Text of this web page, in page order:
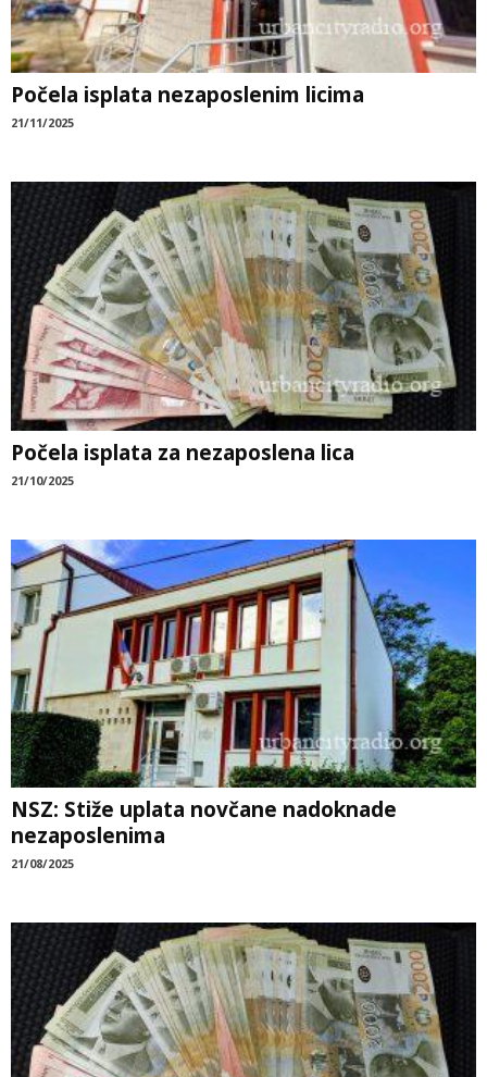
Počela isplata nezaposlenim licima
21/11/2025
Počela isplata za nezaposlena lica
21/10/2025
NSZ: Stiže uplata novčane nadoknade
nezaposlenima
21/08/2025